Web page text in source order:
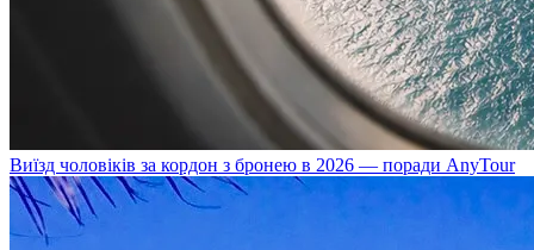
Виїзд чоловіків за кордон з бронею в 2026 — поради AnyTour